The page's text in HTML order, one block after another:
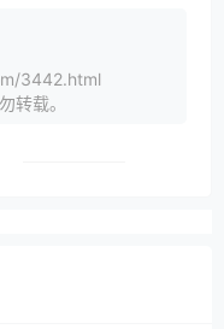
2核 6G 70GB
4核 8G 90GB
6核 12G 120GB
8核 16G 160GB
同
操作系统，全部无
源都可以单独升
3442.html
转载。